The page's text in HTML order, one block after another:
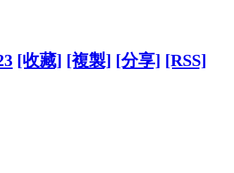
[收藏] [複製] [分享] [RSS]